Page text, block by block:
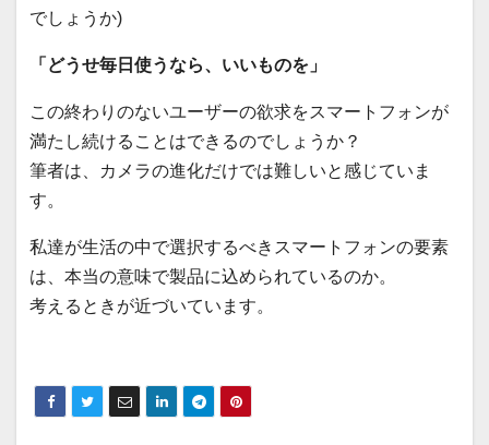
でしょうか)
「どうせ毎日使うなら、いいものを」
この終わりのないユーザーの欲求をスマートフォンが
満たし続けることはできるのでしょうか？
筆者は、カメラの進化だけでは難しいと感じていま
す。
私達が生活の中で選択するべきスマートフォンの要素
は、本当の意味で製品に込められているのか。
考えるときが近づいています。